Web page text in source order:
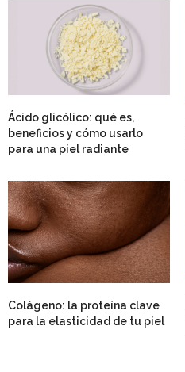
Ácido glicólico: qué es,
beneficios y cómo usarlo
para una piel radiante
Colágeno: la proteína clave
para la elasticidad de tu piel